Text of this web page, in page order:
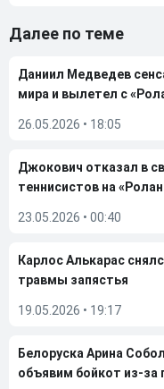
Далее по теме
Даниил Медведев
мира и вылетел с
26.05.2026 • 18:05
Джокович отказал в
теннисистов на
23.05.2026 • 00:40
Карлос Алькарас
травмы запястья
19.05.2026 • 19:17
Белоруска Арина
объявим бойкот из-за